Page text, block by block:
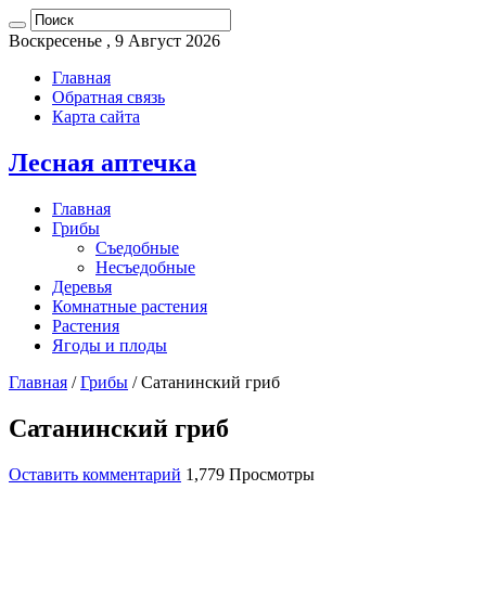
Воскресенье , 9 Август 2026
Главная
Обратная связь
Карта сайта
Лесная аптечка
Главная
Грибы
Съедобные
Несъедобные
Деревья
Комнатные растения
Растения
Ягоды и плоды
Главная / Грибы / Сатанинский гриб
Сатанинский гриб
Оставить комментарий 1,779 Просмотры